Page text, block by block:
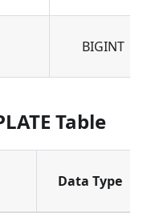
BIGINT
Table
Data Type